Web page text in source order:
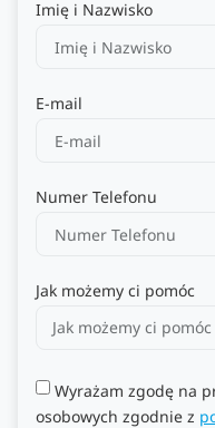
Imię i Nazwisko
E-mail
Numer Telefonu
Jak możemy ci pomóc
Wyrażam zgodę na
osobowych zgodnie z